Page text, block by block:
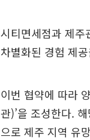
시티면세점과 제
차별화된 경험 제
이번 협약에 따라
관)’을 조성한다.
으로 제주 지역 유